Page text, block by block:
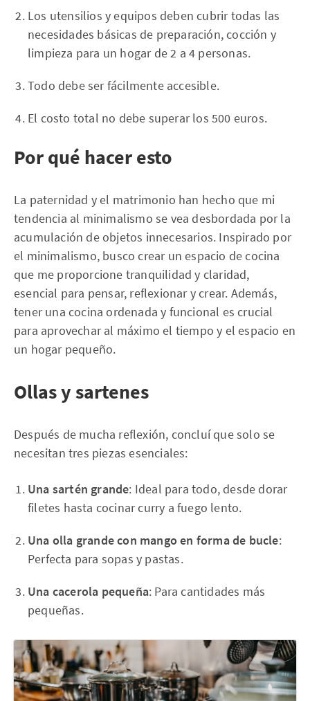
Los utensilios y equipos deben cubrir todas las
necesidades básicas de preparación, cocción y
limpieza para un hogar de 2 a 4 personas.
Todo debe ser fácilmente accesible.
El costo total no debe superar los 500 euros.
Por qué hacer esto
La paternidad y el matrimonio han hecho que mi
tendencia al minimalismo se vea desbordada por la
acumulación de objetos innecesarios. Inspirado por
el minimalismo, busco crear un espacio de cocina
que me proporcione tranquilidad y claridad,
esencial para pensar, reflexionar y crear. Además,
tener una cocina ordenada y funcional es crucial
para aprovechar al máximo el tiempo y el espacio en
un hogar pequeño.
Ollas y sartenes
Después de mucha reflexión, concluí que solo se
necesitan tres piezas esenciales:
Una sartén grande: Ideal para todo, desde dorar
filetes hasta cocinar curry a fuego lento.
Una olla grande con mango en forma de bucle:
Perfecta para sopas y pastas.
Una cacerola pequeña: Para cantidades más
pequeñas.